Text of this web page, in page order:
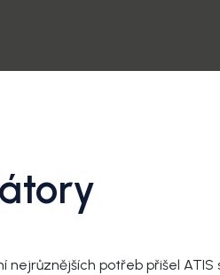
potřeb přišel ATIS